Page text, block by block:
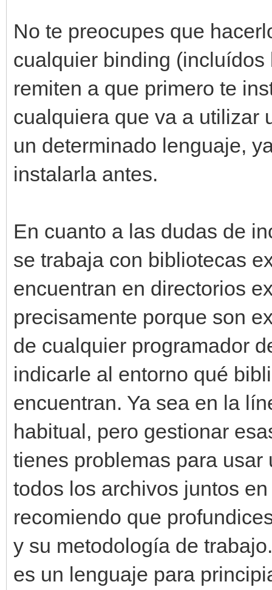
No te preocupes que
cualquier binding
remiten a que primero te
cualquiera que va a utilizar
un determinado lenguaje,
instalarla antes.
En cuanto a las dudas de
se trabaja con bibliotecas
encuentran en directorios
precisamente porque son
de cualquier programador
indicarle al entorno qué
encuentran. Ya sea en la
habitual, pero gestionar
tienes problemas para
todos los archivos juntos
recomiendo que
y su metodología de
es un lenguaje para